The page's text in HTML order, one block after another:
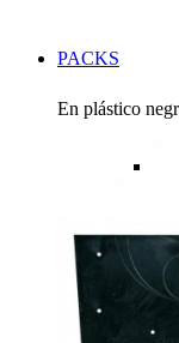
PACKS
En plástico